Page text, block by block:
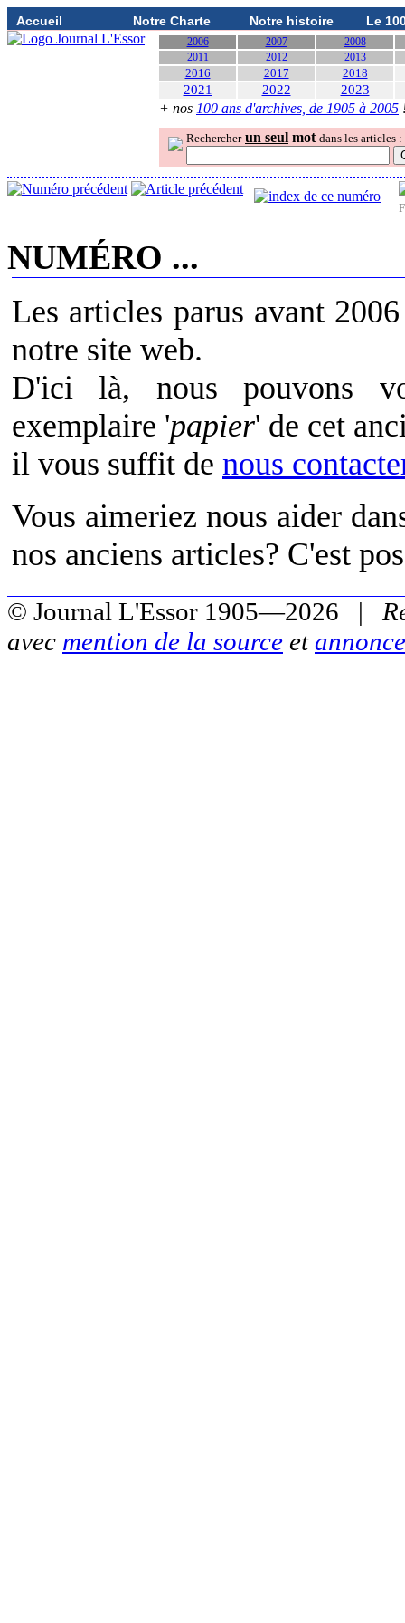
Accueil Notre Charte Notre histoire Le
2006 2007
2008
2011
2012 2013
2016 2017 2018
2021 2022 2023
+ nos 100 ans d'archives, de 1905 à 2005
Rechercher un seul mot dans les articles :
NUMÉRO ...
Les articles parus avant
notre site web.
D'ici là, nous pouvons
exemplaire 'papier' de cet
il vous suffit de nous
Vous aimeriez nous aider
nos anciens articles? C'est
© Journal L'Essor 1905—2026 |
avec mention de la source et